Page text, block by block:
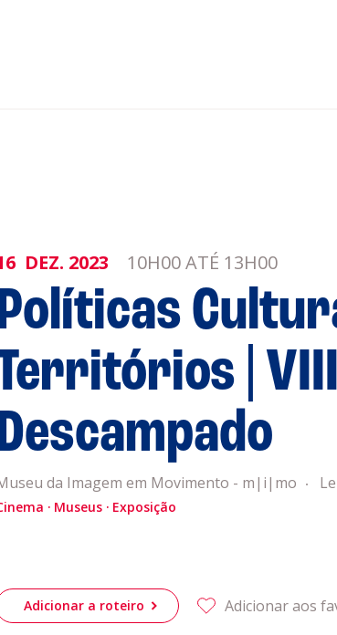
Política de
Política de
Acompanhe a
DEZ. 2023 10H00 ATÉ 13H00
|
da Imagem em Movimento - m|i|mo
Museus Exposição
Adicionar a roteiro Adicionar aos